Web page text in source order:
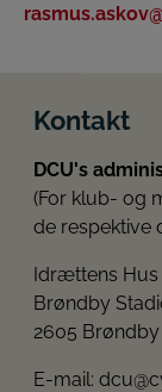
Kontakt
DCU's
(For klub- og
de respektive
Idrættens Hus
Brøndby
2605 Brøndby
E-mail: